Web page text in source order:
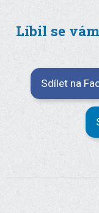
Líbil se
Sdílet na